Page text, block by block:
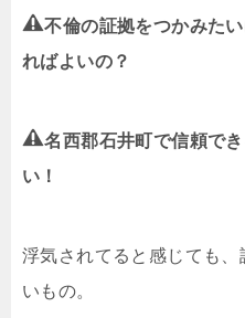
不倫の証拠をつかみた
ればよいの？
名西郡石井町で信頼で
い！
浮気されてると感じても
いもの。